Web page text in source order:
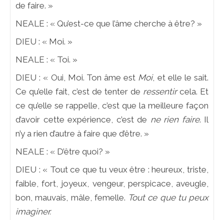
de faire. »
NEALE : « Qu’est-ce que l’âme cherche à être? »
DIEU : « Moi. »
NEALE : « Toi. »
DIEU : « Oui, Moi. Ton âme est Moi, et elle le sait.
Ce qu’elle fait, c’est de tenter de ressentircela. Et
ce qu’elle se rappelle, c’est que la meilleure façon
d’avoir cette expérience, c’est de ne rien faire. Il
n’y a rien d’autre à faire que d’être. »
NEALE : « D’être quoi? »
DIEU : « Tout ce que tu veux être : heureux, triste,
faible, fort, joyeux, vengeur, perspicace, aveugle,
bon, mauvais, mâle, femelle. Tout ce que tu peux
imaginer.